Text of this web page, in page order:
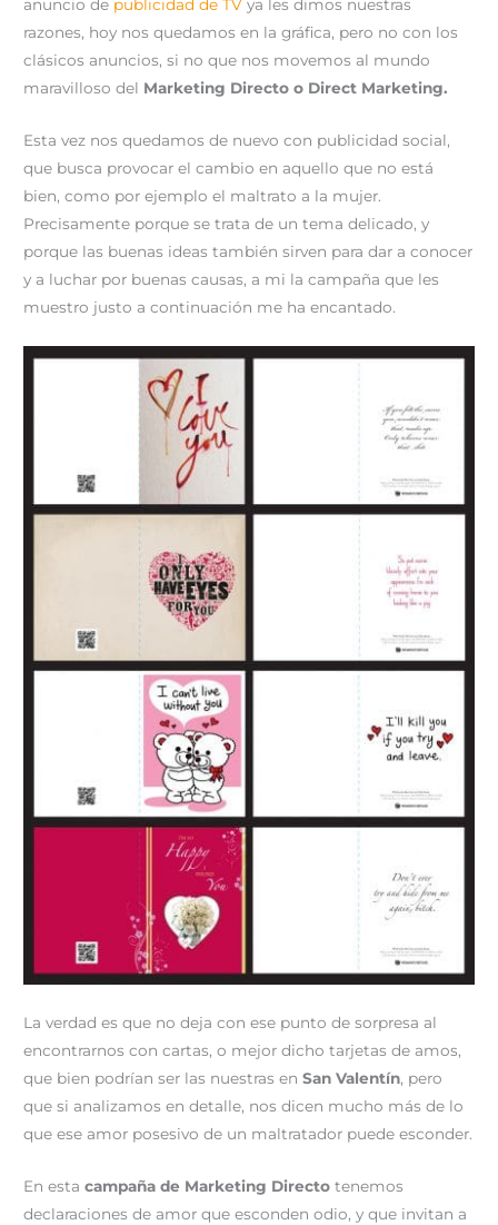
r
)
t
anuncio de publicidad de TV ya les dimos nuestras
razones, hoy nos quedamos en la gráfica, pero no con los
clásicos anuncios, si no que nos movemos al mundo
maravilloso del Marketing Directo o Direct Marketing.
Esta vez nos quedamos de nuevo con publicidad social,
que busca provocar el cambio en aquello que no está
bien, como por ejemplo el maltrato a la mujer.
Precisamente porque se trata de un tema delicado, y
porque las buenas ideas también sirven para dar a conocer
y a luchar por buenas causas, a mi la campaña que les
muestro justo a continuación me ha encantado.
La verdad es que no deja con ese punto de sorpresa al
encontrarnos con cartas, o mejor dicho tarjetas de amos,
que bien podrían ser las nuestras enSan Valentín, pero
que si analizamos en detalle, nos dicen mucho más de lo
que ese amor posesivo de un maltratador puede esconder.
En estacampaña de Marketing Directo tenemos
declaraciones de amor que esconden odio, y que invitan a